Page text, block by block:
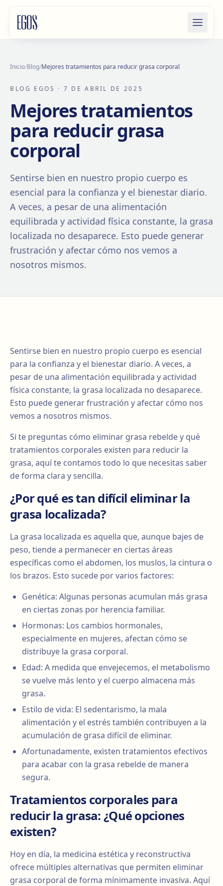
Inicio/Blog/Mejores tratamientos para reducir grasa corporal
BLOG EGOS · 7 DE ABRIL DE 2025
Mejores tratamientos
para reducir grasa
corporal
Sentirse bien en nuestro propio cuerpo es
esencial para la confianza y el bienestar diario.
A veces, a pesar de una alimentación
equilibrada y actividad física constante, la grasa
localizada no desaparece. Esto puede generar
frustración y afectar cómo nos vemos a
nosotros mismos.
Sentirse bien en nuestro propio cuerpo es esencial
para la confianza y el bienestar diario. A veces, a
pesar de una alimentación equilibrada y actividad
física constante, la grasa localizada no desaparece.
Esto puede generar frustración y afectar cómo nos
vemos a nosotros mismos.
Si te preguntas cómo eliminar grasa rebelde y qué
tratamientos corporales existen para reducir la
grasa, aquí te contamos todo lo que necesitas saber
de forma clara y sencilla.
¿Por qué es tan difícil eliminar la
grasa localizada?
La grasa localizada es aquella que, aunque bajes de
peso, tiende a permanecer en ciertas áreas
específicas como el abdomen, los muslos, la cintura o
los brazos. Esto sucede por varios factores:
Genética: Algunas personas acumulan más grasa
en ciertas zonas por herencia familiar.
Hormonas: Los cambios hormonales,
especialmente en mujeres, afectan cómo se
distribuye la grasa corporal.
Edad: A medida que envejecemos, el metabolismo
se vuelve más lento y el cuerpo almacena más
grasa.
Estilo de vida: El sedentarismo, la mala
alimentación y el estrés también contribuyen a la
acumulación de grasa difícil de eliminar.
Afortunadamente, existen tratamientos efectivos
para acabar con la grasa rebelde de manera
segura.
Tratamientos corporales para
reducir la grasa: ¿Qué opciones
existen?
Hoy en día, la medicina estética y reconstructiva
ofrece múltiples alternativas que permiten eliminar
grasa corporal de forma mínimamente invasiva. Aquí